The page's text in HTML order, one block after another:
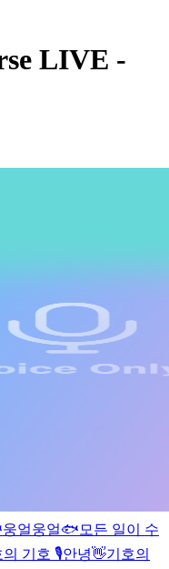
LIVE -
웅얼웅얼🐟 모든 일이 수
의 기호 🎙️안녕👋기호의